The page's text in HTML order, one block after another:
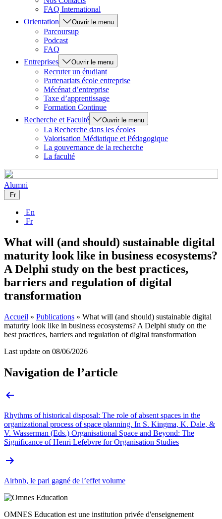
FAQ International
Orientation
Ouvrir le menu
Parcoursup
Podcast
FAQ
Entreprises
Ouvrir le menu
Recruter un étudiant
Partenariats école entreprise
Mécénat d’entreprise
Taxe d’apprentissage
Formation Continue
Recherche et Faculté
Ouvrir le menu
La Recherche dans les écoles
Valorisation Médiatique et Pédagogique
La gouvernance de la recherche
La faculté
Alumni
Fr
En
Fr
What will (and should) sustainable digital
maturity look like in business ecosystems?
A Delphi study on the best practices,
barriers and regulation of digital
transformation
Accueil » Publications » What will (and should) sustainable digital
maturity look like in business ecosystems? A Delphi study on the
best practices, barriers and regulation of digital transformation
Last update on 08/06/2026
Navigation de l’article
Rhythms of historical disposal: The role of absent spaces in the
organizational process of space planning. In S. Kingma, K. Dale, &
V. Wasserman (Eds.) Organisational Space and Beyond: The
Significance of Henri Lefebvre for Organisation Studies
Airbnb, le pari gagné de l’effet volume
OMNES Education est une institution privée d'enseignement